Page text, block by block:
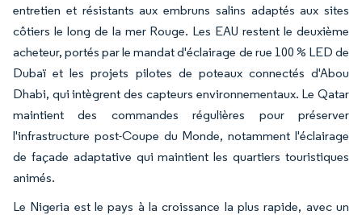
entretien et résistants aux embruns salins adaptés aux sites
côtiers le long de la mer Rouge. Les EAU restent le deuxième
acheteur, portés par le mandat d'éclairage de rue 100 % LED de
Dubaï et les projets pilotes de poteaux connectés d'Abou
Dhabi, qui intègrent des capteurs environnementaux. Le Qatar
maintient des commandes régulières pour préserver
l'infrastructure post-Coupe du Monde, notamment l'éclairage
de façade adaptative qui maintient les quartiers touristiques
animés.
Le Nigeria est le pays à la croissance la plus rapide, avec un